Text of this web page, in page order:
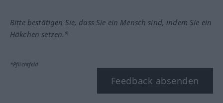
Bitte bestätigen Sie, dass Sie ein Mensch sind, indem Sie ein
Häkchen setzen.*
*Pflichtfeld
Feedback absenden